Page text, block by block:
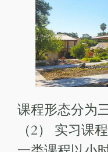
课程形态分为
（2） 实习课